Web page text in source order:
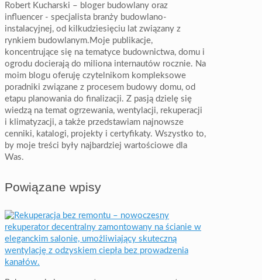
Robert Kucharski – bloger budowlany oraz
influencer - specjalista branży budowlano-
instalacyjnej, od kilkudziesięciu lat związany z
rynkiem budowlanym.Moje publikacje,
koncentrujące się na tematyce budownictwa, domu i
ogrodu docierają do miliona internautów rocznie. Na
moim blogu oferuję czytelnikom kompleksowe
poradniki związane z procesem budowy domu, od
etapu planowania do finalizacji. Z pasją dzielę się
wiedzą na temat ogrzewania, wentylacji, rekuperacji
i klimatyzacji, a także przedstawiam najnowsze
cenniki, katalogi, projekty i certyfikaty. Wszystko to,
by moje treści były najbardziej wartościowe dla
Was.
Powiązane wpisy